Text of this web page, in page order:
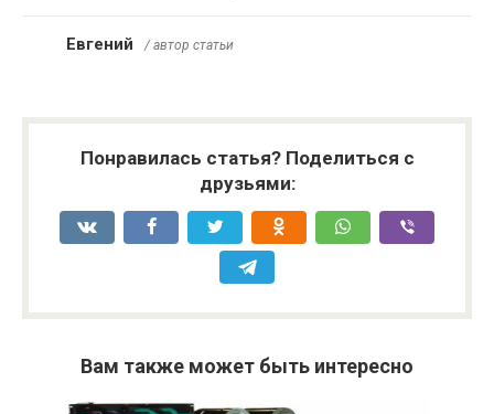
Евгений / автор статьи
Понравилась статья? Поделиться с
друзьями:
Вам также может быть интересно